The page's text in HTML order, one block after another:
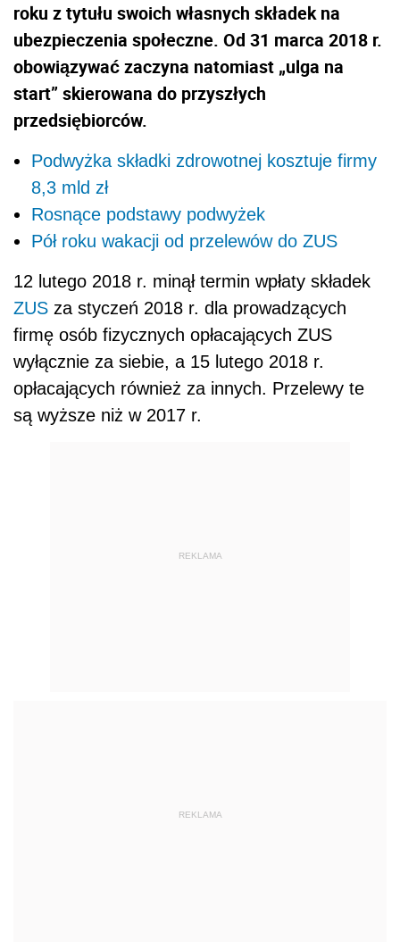
roku z tytułu swoich własnych składek na
ubezpieczenia społeczne. Od 31 marca 2018 r.
obowiązywać zaczyna natomiast „ulga na
start” skierowana do przyszłych
przedsiębiorców.
Podwyżka składki zdrowotnej kosztuje firmy
8,3 mld zł
Rosnące podstawy podwyżek
Pół roku wakacji od przelewów do ZUS
12 lutego 2018 r. minął termin wpłaty składek
ZUS za styczeń 2018 r. dla prowadzących
firmę osób fizycznych opłacających ZUS
wyłącznie za siebie, a 15 lutego 2018 r.
opłacających również za innych. Przelewy te
są wyższe niż w 2017 r.
REKLAMA
REKLAMA